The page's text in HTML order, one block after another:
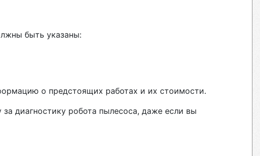
быть указаны:
о предстоящих работах и их стоимости.
диагностику робота пылесоса, даже если вы